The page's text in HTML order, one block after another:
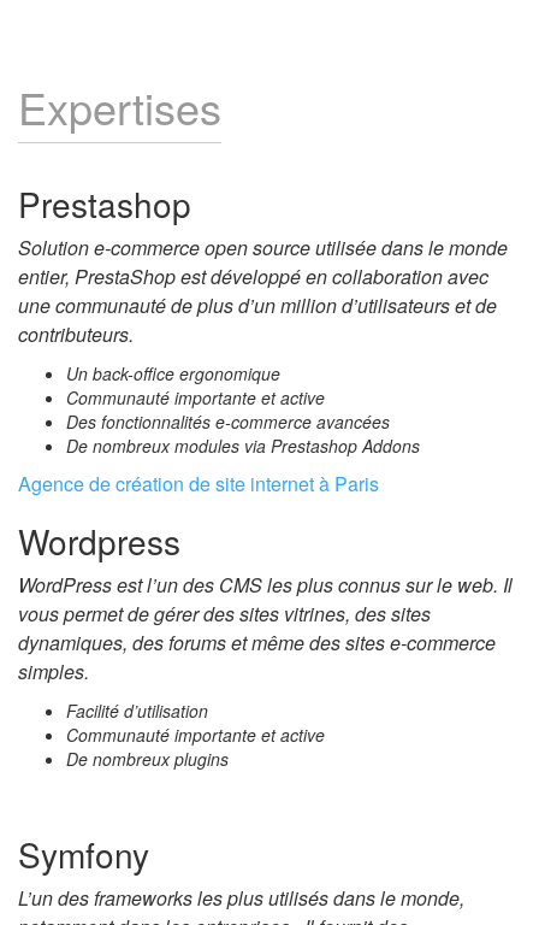
Expertises
Prestashop
Solution e-commerce open source utilisée dans le monde
entier, PrestaShop est développé en collaboration avec
une communauté de plus d’un million d’utilisateurs et de
contributeurs.
Un back-office ergonomique
Communauté importante et active
Des fonctionnalités e-commerce avancées
De nombreux modules via Prestashop Addons
Agence de création de site internet à Paris
Wordpress
WordPress est l’un des CMS les plus connus sur le web. Il
vous permet de gérer des sites vitrines, des sites
dynamiques, des forums et même des sites e-commerce
simples.
Facilité d’utilisation
Communauté importante et active
De nombreux plugins
Symfony
L’un des frameworks les plus utilisés dans le monde,